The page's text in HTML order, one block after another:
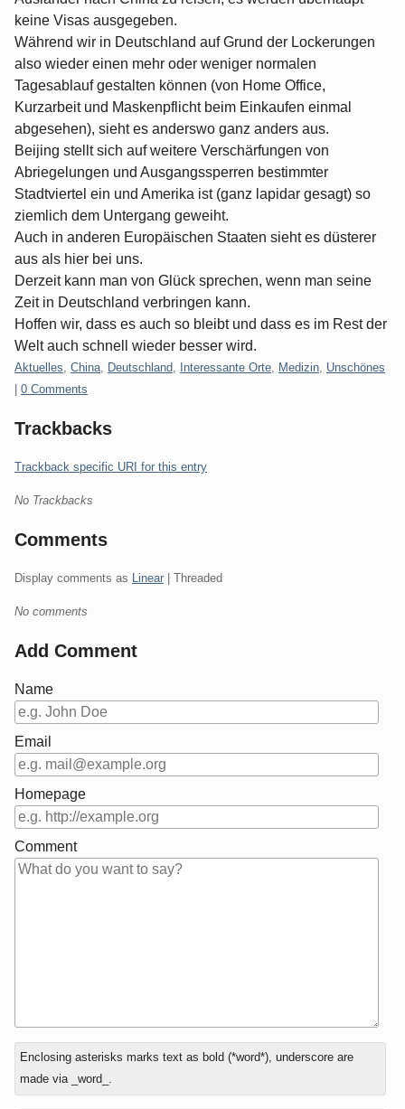
keine Visas ausgegeben.
Während wir in Deutschland auf Grund der Lockerungen
also wieder einen mehr oder weniger normalen
Tagesablauf gestalten können (von Home Office,
Kurzarbeit und Maskenpflicht beim Einkaufen einmal
abgesehen), sieht es anderswo ganz anders aus.
Beijing stellt sich auf weitere Verschärfungen von
Abriegelungen und Ausgangssperren bestimmter
Stadtviertel ein und Amerika ist (ganz lapidar gesagt) so
ziemlich dem Untergang geweiht.
Auch in anderen Europäischen Staaten sieht es düsterer
aus als hier bei uns.
Derzeit kann man von Glück sprechen, wenn man seine
Zeit in Deutschland verbringen kann.
Hoffen wir, dass es auch so bleibt und dass es im Rest der
Welt auch schnell wieder besser wird.
Categories:
Aktuelles China Deutschland Interessante Orte Medizin Unschönes
| 0 Comments
Trackbacks
Trackback specific URI for this entry
No Trackbacks
Comments
Display comments as Linear | Threaded
No comments
Add Comment
Name
Email
Homepage
Comment
In
reply
to
Enclosing asterisks marks text as bold (*word*), underscore are
made via _word_.